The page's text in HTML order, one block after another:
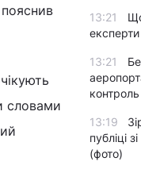
словами
13:21
експерти
13:21
контроль
13:19
публіці
(фото)